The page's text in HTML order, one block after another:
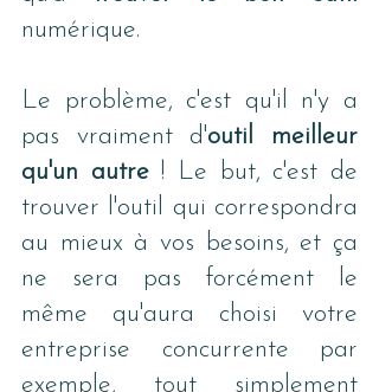
numérique.
Le problème, c'est qu'il n'y a
pas vraiment d'outil meilleur
qu'un autre ! Le but, c'est de
trouver l'outil qui correspondra
au mieux à vos besoins, et ça
ne sera pas forcément le
même qu'aura choisi votre
entreprise concurrente par
exemple, tout simplement